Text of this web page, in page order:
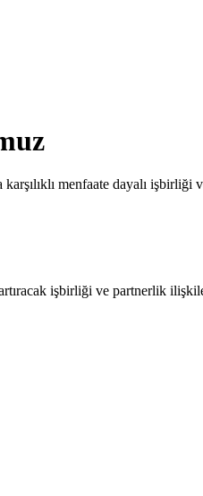
karşılıklı menfaate dayalı
işbirliği ve partnerlik